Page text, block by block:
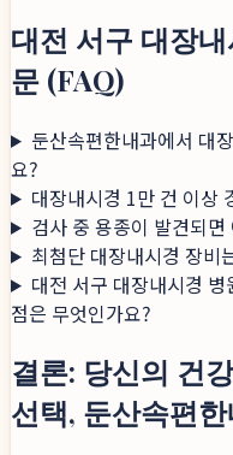
대전 서구 대장
문 (FAQ)
둔산속편한내과에서 대
요?
대장내시경 1만 건 이상
검사 중 용종이 발견되
최첨단 대장내시경 장비
대전 서구 대장내시경
점은 무엇인가요?
결론: 당신의 건
선택, 둔산속편